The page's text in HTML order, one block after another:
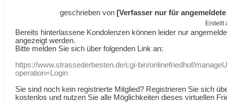
geschrieben von [Verfasser nur für
Erstellt
Bereits hinterlassene Kondolenzen können leider nur
angezeigt werden.
Bitte melden Sie sich über folgenden Link an:
https://www.strassederbesten.de/cgi-bin/onlinefriedhof/
operation=Login
Sie sind noch kein registrierte Mitglied? Registrieren Sie sich
kostenlos und nutzen Sie alle Möglichkeiten dieses virtuellen